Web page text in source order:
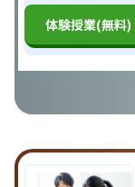
体験授業(無料)